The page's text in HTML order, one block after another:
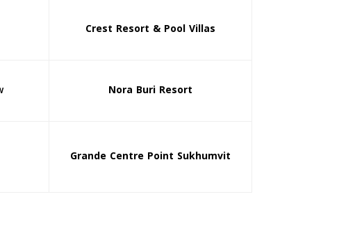
Crest Resort & Pool Villas
Nora Buri Resort
Grande Centre Point Sukhumvit